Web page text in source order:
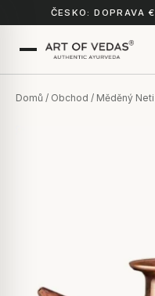
ČESKO: DOPRAVA
Domů / Obchod / Měděný